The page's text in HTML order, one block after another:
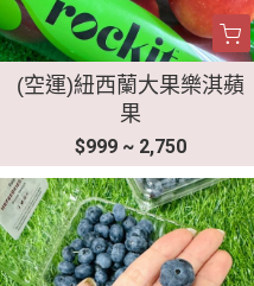
(空運)紐西蘭大果樂淇蘋
果
$999 ~ 2,750